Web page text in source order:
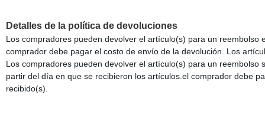
Detalles de la política de devoluciones
Los compradores pueden devolver el artículo(s) para un
comprador debe pagar el costo de envío de la devolución. Los
Los compradores pueden devolver el artículo(s) para un
partir del día en que se recibieron los artículos.el comprador debe
recibido(s).